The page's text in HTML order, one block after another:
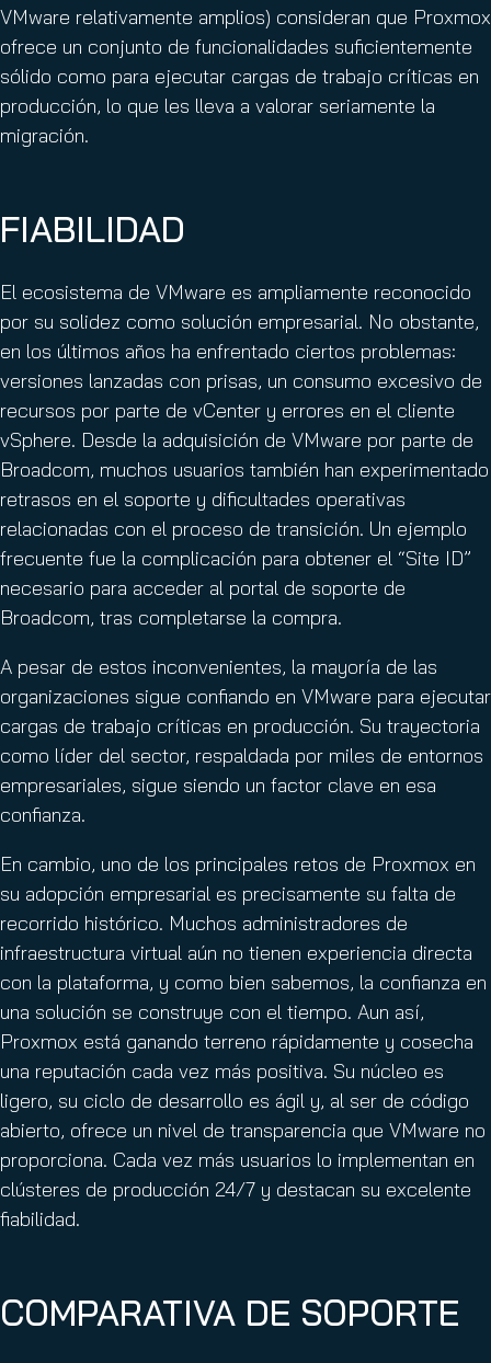
VMware relativamente amplios) consideran que Proxmox
ofrece un conjunto de funcionalidades suficientemente
sólido como para ejecutar cargas de trabajo críticas en
producción, lo que les lleva a valorar seriamente la
migración.
FIABILIDAD
El ecosistema de VMware es ampliamente reconocido
por su solidez como solución empresarial. No obstante,
en los últimos años ha enfrentado ciertos problemas:
versiones lanzadas con prisas, un consumo excesivo de
recursos por parte de vCenter y errores en el cliente
vSphere. Desde la adquisición de VMware por parte de
Broadcom, muchos usuarios también han experimentado
retrasos en el soporte y dificultades operativas
relacionadas con el proceso de transición. Un ejemplo
frecuente fue la complicación para obtener el “Site ID”
necesario para acceder al portal de soporte de
Broadcom, tras completarse la compra.
A pesar de estos inconvenientes, la mayoría de las
organizaciones sigue confiando en VMware para ejecutar
cargas de trabajo críticas en producción. Su trayectoria
como líder del sector, respaldada por miles de entornos
empresariales, sigue siendo un factor clave en esa
confianza.
En cambio, uno de los principales retos de Proxmox en
su adopción empresarial es precisamente su falta de
recorrido histórico. Muchos administradores de
infraestructura virtual aún no tienen experiencia directa
con la plataforma, y como bien sabemos, la confianza en
una solución se construye con el tiempo. Aun así,
Proxmox está ganando terreno rápidamente y cosecha
una reputación cada vez más positiva. Su núcleo es
ligero, su ciclo de desarrollo es ágil y, al ser de código
abierto, ofrece un nivel de transparencia que VMware no
proporciona. Cada vez más usuarios lo implementan en
clústeres de producción 24/7 y destacan su excelente
fiabilidad.
COMPARATIVA DE SOPORTE